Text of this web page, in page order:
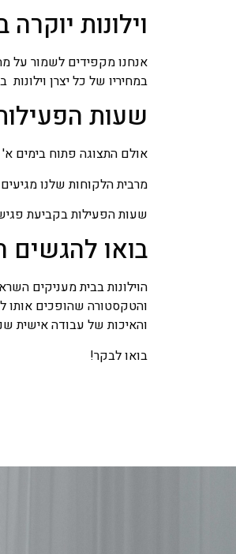
וילונות
אנחנו מקפידים לשמור על
במחיריו של כל יצרן וילונות
שעות
אולם התצוגה פתוח בימים א' – ה',
מרבית הלקוחות שלנו
שעות הפעילות בקביעת פגישות מראש: א'-ה'
בואו להגשים
הוילונות בבית מעניקים
והטקסטורה שהופכים אותו
והאיכות של עבודה אישית
בואו לבקר!